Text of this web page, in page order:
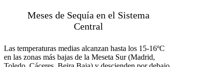
Meses de Sequía en el Sistema
Central
Las temperaturas medias alcanzan hasta los 15-16ºC
en las zonas más bajas de la Meseta Sur (Madrid,